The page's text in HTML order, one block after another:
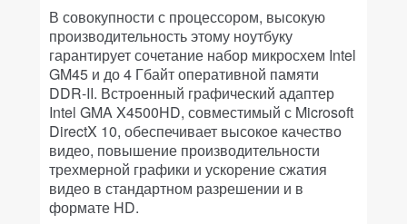
В совокупности с процессором, высокую
производительность этому ноутбуку
гарантирует сочетание набор микросхем Intel
GM45 и до 4 Гбайт оперативной памяти
DDR-II. Встроенный графический адаптер
Intel GMA X4500HD, совместимый с Microsoft
DirectX 10, обеспечивает высокое качество
видео, повышение производительности
трехмерной графики и ускорение сжатия
видео в стандартном разрешении и в
формате HD.